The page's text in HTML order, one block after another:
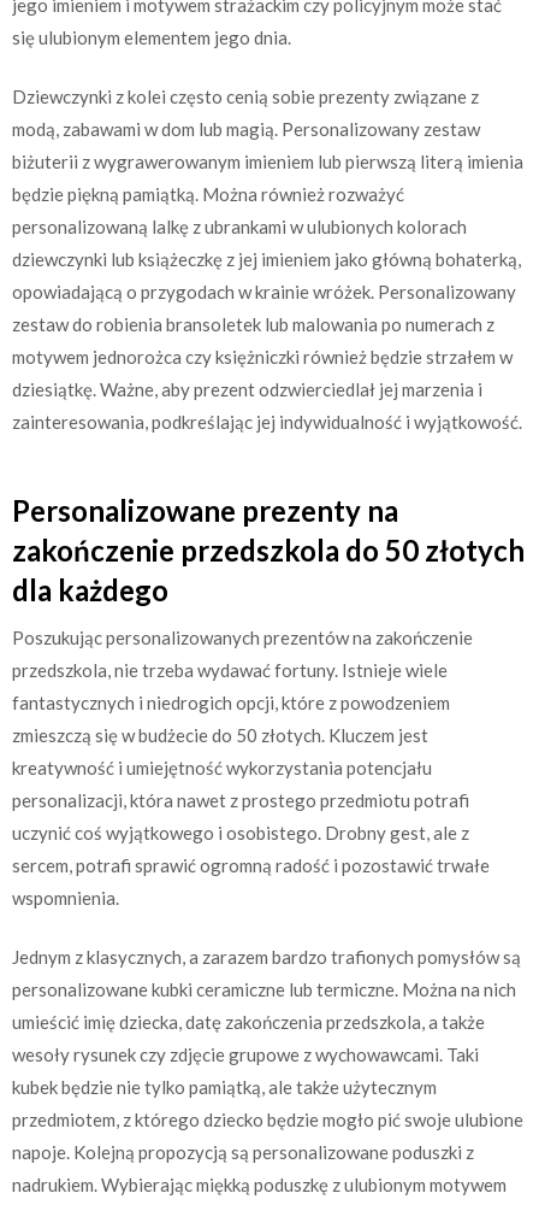
się ulubionym elementem jego dnia.
Dziewczynki z kolei często cenią sobie prezenty związane z
modą, zabawami w dom lub magią. Personalizowany zestaw
biżuterii z wygrawerowanym imieniem lub pierwszą literą imienia
będzie piękną pamiątką. Można również rozważyć
personalizowaną lalkę z ubrankami w ulubionych kolorach
dziewczynki lub książeczkę z jej imieniem jako główną bohaterką,
opowiadającą o przygodach w krainie wróżek. Personalizowany
zestaw do robienia bransoletek lub malowania po numerach z
motywem jednorożca czy księżniczki również będzie strzałem w
dziesiątkę. Ważne, aby prezent odzwierciedlał jej marzenia i
zainteresowania, podkreślając jej indywidualność i wyjątkowość.
Personalizowane prezenty na
zakończenie przedszkola do 50 złotych
dla każdego
Poszukując personalizowanych prezentów na zakończenie
przedszkola, nie trzeba wydawać fortuny. Istnieje wiele
fantastycznych i niedrogich opcji, które z powodzeniem
zmieszczą się w budżecie do 50 złotych. Kluczem jest
kreatywność i umiejętność wykorzystania potencjału
personalizacji, która nawet z prostego przedmiotu potrafi
uczynić coś wyjątkowego i osobistego. Drobny gest, ale z
sercem, potrafi sprawić ogromną radość i pozostawić trwałe
wspomnienia.
Jednym z klasycznych, a zarazem bardzo trafionych pomysłów są
personalizowane kubki ceramiczne lub termiczne. Można na nich
umieścić imię dziecka, datę zakończenia przedszkola, a także
wesoły rysunek czy zdjęcie grupowe z wychowawcami. Taki
kubek będzie nie tylko pamiątką, ale także użytecznym
przedmiotem, z którego dziecko będzie mogło pić swoje ulubione
napoje. Kolejną propozycją są personalizowane poduszki z
nadrukiem. Wybierając miękką poduszkę z ulubionym motywem